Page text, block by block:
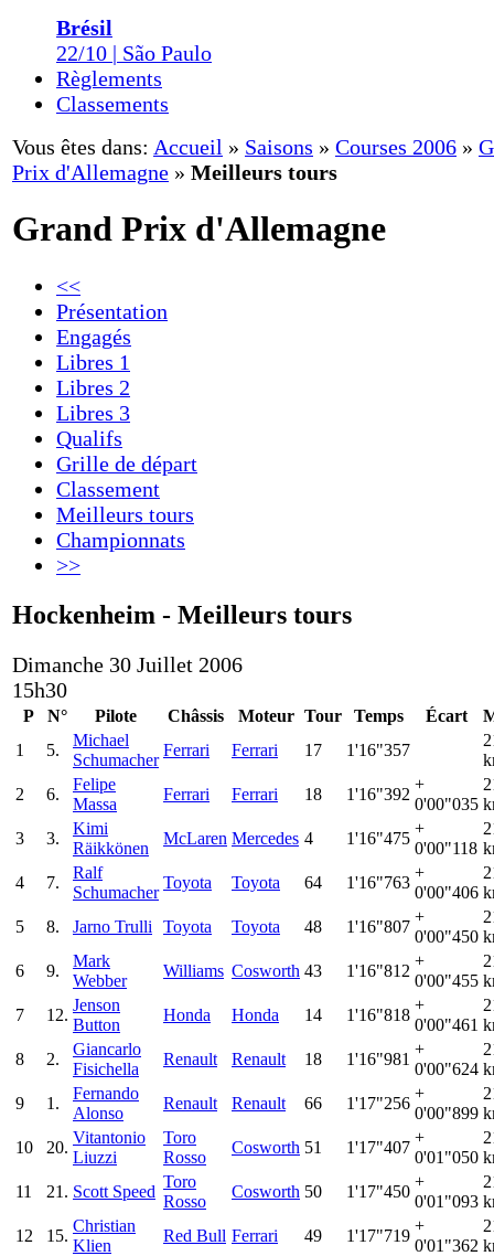
Brésil
22/10 | São Paulo
Règlements
Classements
Vous êtes dans: Accueil » Saisons » Courses 2006 »
Prix d'Allemagne » Meilleurs tours
Grand Prix d'Allemagne
<<
Présentation
Engagés
Libres 1
Libres 2
Libres 3
Qualifs
Grille de départ
Classement
Meilleurs tours
Championnats
>>
Hockenheim - Meilleurs tours
Dimanche 30 Juillet 2006
15h30
P N° Pilote Châssis Moteur Tour Temps Écart
1
5.
Michael
Schumacher
Ferrari Ferrari 17 1'16"357
2
6.
Felipe
Massa
Ferrari Ferrari 18 1'16"392
+
0'00"035
3
3.
Kimi
Räikkönen
McLaren Mercedes 4 1'16"475
+
0'00"118
4
7.
Ralf
Schumacher
Toyota Toyota 64 1'16"763
+
0'00"406
5
8. Jarno Trulli Toyota Toyota 48 1'16"807
+
0'00"450
6
9.
Mark
Webber
Williams Cosworth 43 1'16"812
+
0'00"455
7
12.
Jenson
Button
Honda Honda 14 1'16"818
+
0'00"461
8
2.
Giancarlo
Fisichella
Renault Renault 18 1'16"981
+
0'00"624
9
1.
Fernando
Alonso
Renault Renault 66 1'17"256
+
0'00"899
10
20.
Vitantonio
Liuzzi
Toro
Rosso
Cosworth 51 1'17"407
+
0'01"050
11
21. Scott Speed
Toro
Rosso
Cosworth 50 1'17"450
+
0'01"093
12
15.
Christian
Klien
Red Bull Ferrari 49 1'17"719
+
0'01"362